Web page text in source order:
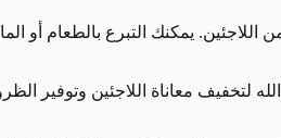
يمكنك التبرع بالطعام أو
لتخفيف معاناة اللاجئين وتوفير